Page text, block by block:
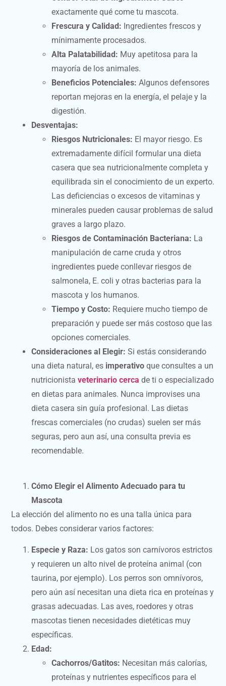
exactamente qué come tu mascota.
Frescura y Calidad: Ingredientes frescos y
mínimamente procesados.
Alta Palatabilidad: Muy apetitosa para la
mayoría de los animales.
Beneficios Potenciales: Algunos defensores
reportan mejoras en la energía, el pelaje y la
digestión.
Desventajas:
Riesgos Nutricionales: El mayor riesgo. Es
extremadamente difícil formular una dieta
casera que sea nutricionalmente completa y
equilibrada sin el conocimiento de un experto.
Las deficiencias o excesos de vitaminas y
minerales pueden causar problemas de salud
graves a largo plazo.
Riesgos de Contaminación Bacteriana: La
manipulación de carne cruda y otros
ingredientes puede conllevar riesgos de
salmonela, E. coli y otras bacterias para la
mascota y los humanos.
Tiempo y Costo: Requiere mucho tiempo de
preparación y puede ser más costoso que las
opciones comerciales.
Consideraciones al Elegir: Si estás considerando
una dieta natural, es imperativo que consultes a un
nutricionistaveterinario cerca de ti o especializado
en dietas para animales. Nunca improvises una
dieta casera sin guía profesional. Las dietas
frescas comerciales (no crudas) suelen ser más
seguras, pero aun así, una consulta previa es
recomendable.
Cómo Elegir el Alimento Adecuado para tu
Mascota
La elección del alimento no es una talla única para
todos. Debes considerar varios factores:
Especie y Raza: Los gatos son carnívoros estrictos
y requieren un alto nivel de proteína animal (con
taurina, por ejemplo). Los perros son omnívoros,
pero aún así necesitan una dieta rica en proteínas y
grasas adecuadas. Las aves, roedores y otras
mascotas tienen necesidades dietéticas muy
específicas.
Edad:
Cachorros/Gatitos: Necesitan más calorías,
proteínas y nutrientes específicos para el